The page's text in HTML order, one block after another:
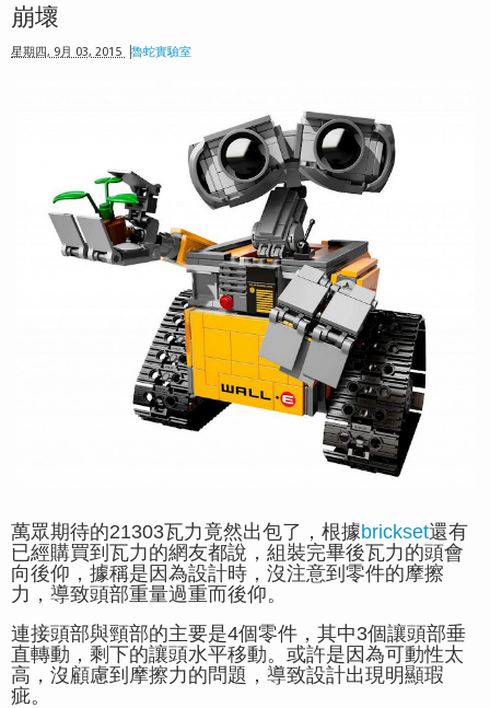
崩壞
星期四, 9月 03, 2015 魯蛇實驗室
萬眾期待的21303瓦力竟然出包了，根據brickset還有
已經購買到瓦力的網友都說，組裝完畢後瓦力的頭會
向後仰，據稱是因為設計時，沒注意到零件的摩擦
力，導致頭部重量過重而後仰。
連接頭部與頸部的主要是4個零件，其中3個讓頭部垂
直轉動，剩下的讓頭水平移動。或許是因為可動性太
高，沒顧慮到摩擦力的問題，導致設計出現明顯瑕
疵。